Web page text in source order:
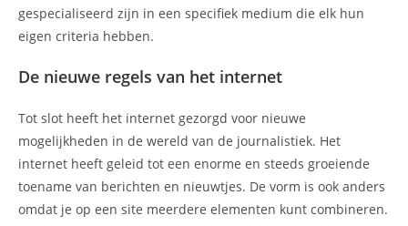
gespecialiseerd zijn in een specifiek medium die elk hun
eigen criteria hebben.
De nieuwe regels van het internet
Tot slot heeft het internet gezorgd voor nieuwe
mogelijkheden in de wereld van de journalistiek. Het
internet heeft geleid tot een enorme en steeds groeiende
toename van berichten en nieuwtjes. De vorm is ook anders
omdat je op een site meerdere elementen kunt combineren.